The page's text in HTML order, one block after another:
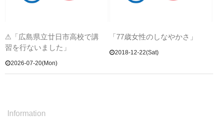
⚠「広島県立廿日市高校で講
習を行ないました」
2026-07-20(Mon)
「77歳女性のしなやかさ」
2018-12-22(Sat)
Information